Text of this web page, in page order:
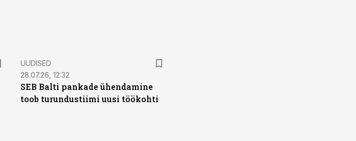
UUDISED
28.07.26, 12:32
SEB Balti pankade ühendamine
toob turundustiimi uusi töökohti